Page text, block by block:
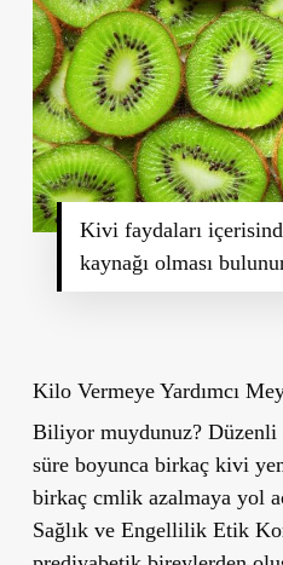
Kivi faydaları
kaynağı olması
Kilo Vermeye Yardımcı
Biliyor muydunuz? Düzenli
süre boyunca birkaç kivi
birkaç cmlik azalmaya yol
Sağlık ve Engellilik Etik